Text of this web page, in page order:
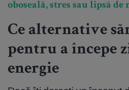
oboseală, stres sau lipsă de
Ce alternative
pentru a începe
energie